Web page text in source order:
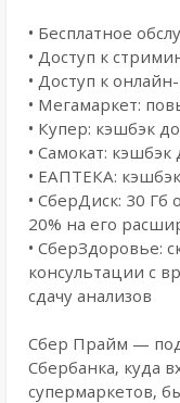
• Бесплатное
• Доступ к
• Доступ к
• Мегамаркет:
• Купер: кэшбэк
• Самокат:
• ЕАПТЕКА:
• СберДиск: 30 Гб
20% на его
• СберЗдоровье:
консультации с
сдачу анализов
Сбер Прайм —
Сбербанка, куда
супермаркетов,